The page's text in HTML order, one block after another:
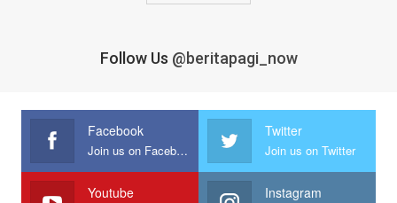
Follow Us @beritapagi_now
Facebook
Join us on Facebook
Twitter
Join us on Twitter
Youtube Instagram